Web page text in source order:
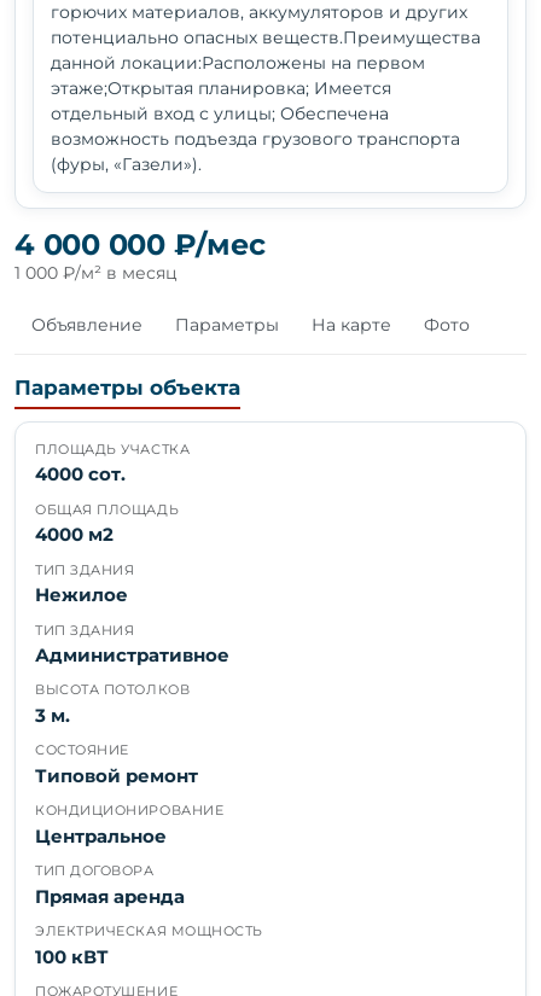
горючих материалов, аккумуляторов и других
потенциально опасных веществ.Преимущества
данной локации:Расположены на первом
этаже;Открытая планировка; Имеется
отдельный вход с улицы; Обеспечена
возможность подъезда грузового транспорта
(фуры, «Газели»).
4 000 000 ₽/мес
1 000 ₽/м² в месяц
Объявление Параметры На карте Фото
Параметры объекта
ПЛОЩАДЬ УЧАСТКА
4000 сот.
ОБЩАЯ ПЛОЩАДЬ
4000 м2
ТИП ЗДАНИЯ
Нежилое
ТИП ЗДАНИЯ
Административное
ВЫСОТА ПОТОЛКОВ
3 м.
СОСТОЯНИЕ
Типовой ремонт
КОНДИЦИОНИРОВАНИЕ
Центральное
ТИП ДОГОВОРА
Прямая аренда
ЭЛЕКТРИЧЕСКАЯ МОЩНОСТЬ
100 кВТ
ПОЖАРОТУШЕНИЕ